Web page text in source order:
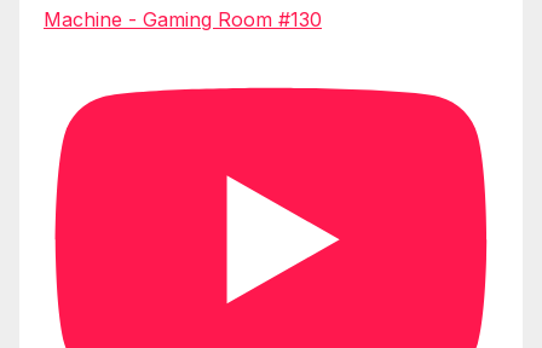
Machine - Gaming Room #130